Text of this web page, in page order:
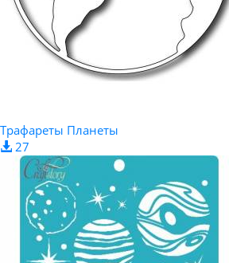
Трафареты Планеты
27